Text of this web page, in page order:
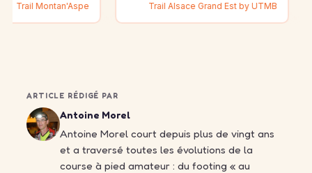
Trail Alsace Grand Est by UTMB
ARTICLE RÉDIGÉ PAR
Antoine Morel
Antoine Morel court depuis plus de vingt ans
et a traversé toutes les évolutions de la
course à pied amateur : du footing « au